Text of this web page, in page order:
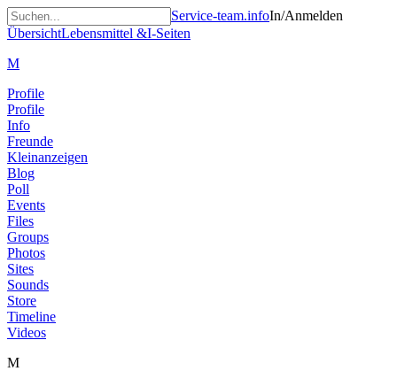
Service-team.infoIn/Anmelden
ÜbersichtLebensmittel &I-Seiten
M
Profile
Profile
Info
Freunde
Kleinanzeigen
Blog
Poll
Events
Files
Groups
Photos
Sites
Sounds
Store
Timeline
Videos
M